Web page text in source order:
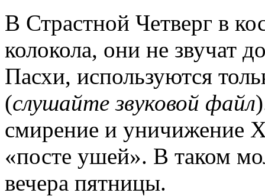
В Страстной Четверг в
колокола, они не звучат
Пасхи, используются
(слушайте звуковой файл
смирение и уничижение
«посте ушей». В таком
вечера пятницы.